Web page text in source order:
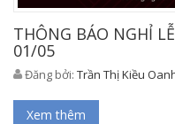
THÔNG BÁO NGHỈ
01/05
Đăng bởi: Trần Thị Kiều
Xem thêm